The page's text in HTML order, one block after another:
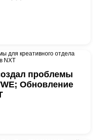
проблемы
Обновление